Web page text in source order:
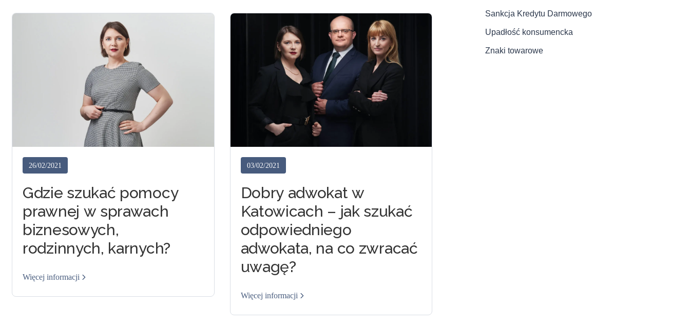
26/02/2021
Gdzie szukać pomocy
prawnej w sprawach
biznesowych,
rodzinnych, karnych?
Więcej informacji
03/02/2021
Dobry adwokat w
Katowicach – jak szukać
odpowiedniego
adwokata, na co zwracać
uwagę?
Więcej informacji
Sankcja Kredytu Darmowego
Upadłość konsumencka
Znaki towarowe